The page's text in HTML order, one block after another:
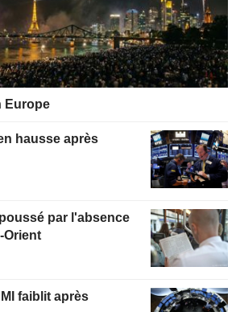
Europe
hausse après
par l'absence
Orient
faiblit après